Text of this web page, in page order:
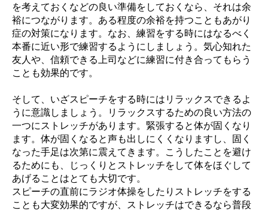
を考えておくなどの良い準備をしておくなら、それは余
裕につながります。ある程度の余裕を持つこともあがり
症の対策になります。なお、練習をする時にはなるべく
本番に近い形で練習するようにしましょう。気心知れた
友人や、信頼できる上司などに練習に付き合ってもらう
ことも効果的です。
そして、いざスピーチをする時にはリラックスできるよ
うに意識しましょう。リラックスするための良い方法の
一つにストレッチがあります。緊張すると体が固くなり
ます。体が固くなると声も出しにくくなりますし、固く
なった手足は次第に震えてきます。こうしたことを避け
るためにも、じっくりとストレッチをして体をほぐして
あげることはとても大切です。
スピーチの直前にラジオ体操をしたりストレッチをする
ことも大変効果的ですが、ストレッチはできるなら普段